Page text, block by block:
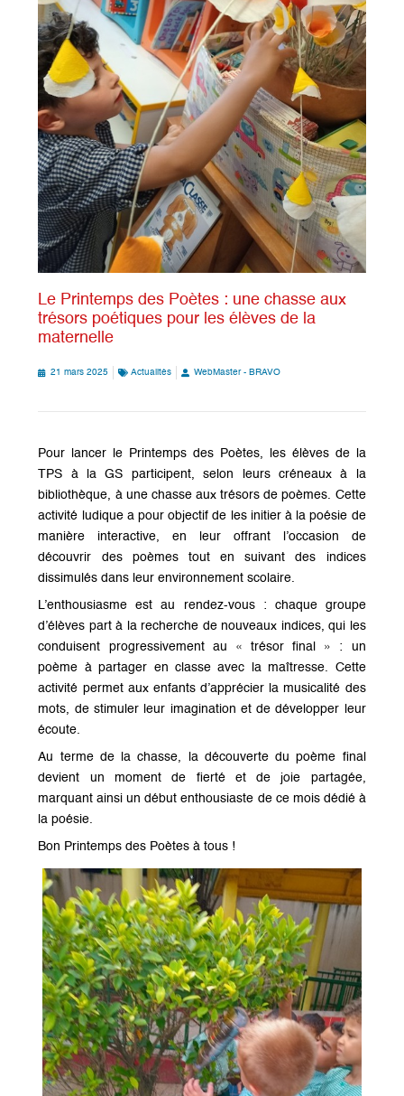
Le Printemps des Poètes : une chasse aux
trésors poétiques pour les élèves de la
maternelle
21 mars 2025 Actualités WebMaster - BRAVO
Pour lancer le Printemps des Poètes, les élèves de la
TPS à la GS participent, selon leurs créneaux à la
bibliothèque, à une chasse aux trésors de poèmes. Cette
activité ludique a pour objectif de les initier à la poésie de
manière interactive, en leur offrant l’occasion de
découvrir des poèmes tout en suivant des indices
dissimulés dans leur environnement scolaire.
L’enthousiasme est au rendez-vous : chaque groupe
d’élèves part à la recherche de nouveaux indices, qui les
conduisent progressivement au « trésor final » : un
poème à partager en classe avec la maîtresse. Cette
activité permet aux enfants d’apprécier la musicalité des
mots, de stimuler leur imagination et de développer leur
écoute.
Au terme de la chasse, la découverte du poème final
devient un moment de fierté et de joie partagée,
marquant ainsi un début enthousiaste de ce mois dédié à
la poésie.
Bon Printemps des Poètes à tous !